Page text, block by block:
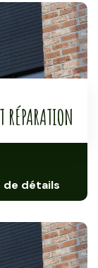
de détails